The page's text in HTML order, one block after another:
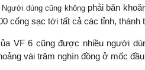
dùng cũng không phải băn
cổng sạc tới tất cả các tỉnh, thành
VF 6 cũng được nhiều người
vài trăm nghìn đồng ở mốc